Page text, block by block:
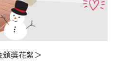
獎花絮＞